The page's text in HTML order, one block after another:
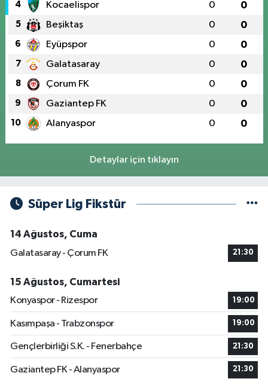
4 Kocaelispor 0 0
5 Beşiktaş 0 0
6 Eyüpspor 0 0
7 Galatasaray 0 0
8 Çorum FK 0 0
9 Gaziantep FK 0 0
10 Alanyaspor 0 0
Detaylar için tıklayın
Süper Lig Fikstür
14 Ağustos, Cuma
Galatasaray - Çorum FK
21:30
15 Ağustos, Cumartesi
Konyaspor - Rizespor
19:00
Kasımpaşa - Trabzonspor 19:00
Gençlerbirliği S.K. - Fenerbahçe 21:30
Gaziantep FK - Alanyaspor 21:30